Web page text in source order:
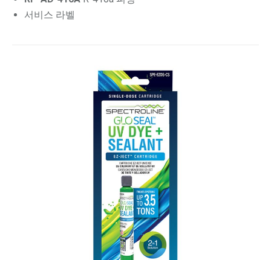
서비스 라벨